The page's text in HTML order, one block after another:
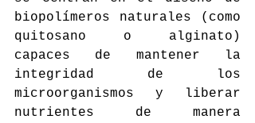
biopolímeros naturales (como
quitosano o alginato)
capaces de mantener la
integridad de los
microorganismos y liberar
nutrientes de manera